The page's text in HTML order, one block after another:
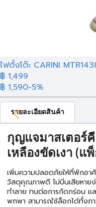
ไฟตั้งโต๊ะ CARINI
฿ 1,499
฿ 1,590-5%
รายละเอียดสินค้า
กุญแจมาสเตอร์
เหลืองขัดเงา (แ
เพิ่มความปลอดภัยให้ที่พักอ
วัสดุคุณภาพดี ไม่บิ่นเสียหาย
ทำลาย ทนต่อการกัดกร่อน แ
พกพา สามารถใช้ล็อกได้ทั้งภ